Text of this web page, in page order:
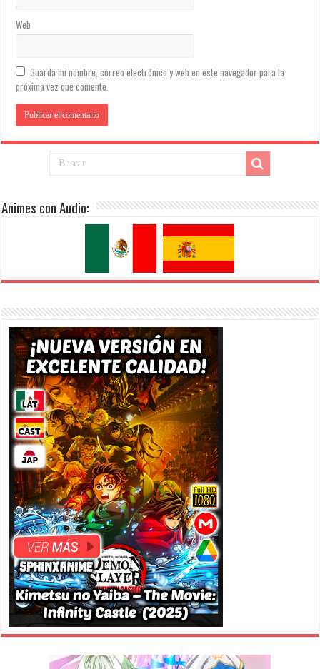
Web
Guarda mi nombre, correo electrónico y web en este navegador para la
próxima vez que comente.
Animes con Audio: